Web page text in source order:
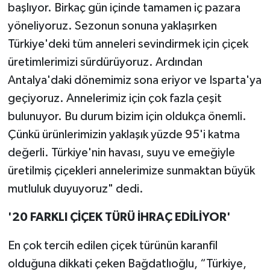
başlıyor. Birkaç gün içinde tamamen iç pazara
yöneliyoruz. Sezonun sonuna yaklaşırken
Türkiye'deki tüm anneleri sevindirmek için çiçek
üretimlerimizi sürdürüyoruz. Ardından
Antalya'daki dönemimiz sona eriyor ve Isparta'ya
geçiyoruz. Annelerimiz için çok fazla çeşit
bulunuyor. Bu durum bizim için oldukça önemli.
Çünkü ürünlerimizin yaklaşık yüzde 95'i katma
değerli. Türkiye'nin havası, suyu ve emeğiyle
üretilmiş çiçekleri annelerimize sunmaktan büyük
mutluluk duyuyoruz" dedi.
'20 FARKLI ÇİÇEK TÜRÜ İHRAÇ EDİLİYOR'
En çok tercih edilen çiçek türünün karanfil
olduğuna dikkati çeken Bağdatlıoğlu, “Türkiye,